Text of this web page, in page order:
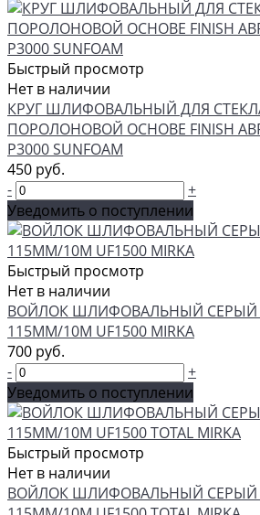
Быстрый просмотр
Нет в наличии
КРУГ ШЛИФОВАЛЬНЫЙ ДЛЯ
ПОРОЛОНОВОЙ ОСНОВЕ FINISH
P3000 SUNFOAM
450 руб.
-
+
Уведомить о поступлении
Быстрый просмотр
Нет в наличии
ВОЙЛОК ШЛИФОВАЛЬНЫЙ СЕРЫЙ
115ММ/10М UF1500 MIRKA
700 руб.
-
+
Уведомить о поступлении
Быстрый просмотр
Нет в наличии
ВОЙЛОК ШЛИФОВАЛЬНЫЙ СЕРЫЙ